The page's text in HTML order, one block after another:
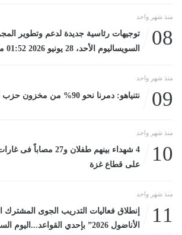
منذ شهر واحد
08
توجيهات رئاسية جديدة لدعم وتطوير
السويساليوم الأحد، 28 يونيو 2026 01:52 مـ
منذ شهر واحد
09 نتنياهو: دمرنا نحو 90% من مخزون حزب الله الصاروخى
منذ شهر واحد
10
4 شهداء بينهم طفلان و27
على قطاع غزة
منذ شهر واحد
11
إنطلاق فعاليات التدريب الجوى